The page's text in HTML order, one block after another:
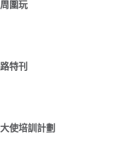
圍玩
特刊
使培訓計劃